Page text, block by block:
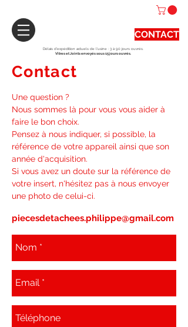
CONTACT
Délais d'expédition actuels de l'usine : 3 à 90 jours ouvrés.
Vitres et Joints envoyés sous 15 jours ouvrés.
Contact
Une question ?
Nous sommes là pour vous vous aider à
faire le bon choix.
Pensez à nous indiquer, si possible, la
référence de votre appareil ainsi que son
année d'acquisition.
Si vous avez un doute sur la référence de
votre insert, n'hésitez pas à nous envoyer
une photo de celui-ci.
piecesdetachees.philippe@gmail.com